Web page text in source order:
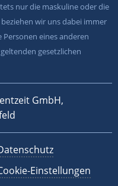
nur die maskuline oder die
wir uns dabei immer
eines anderen
gesetzlichen
GmbH,
Einstellungen